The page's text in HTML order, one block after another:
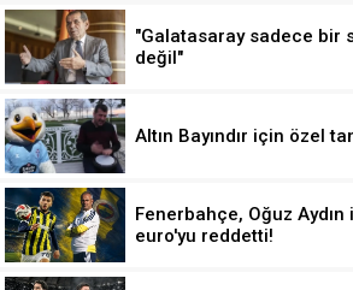
"Galatasaray sadece bir
değil"
Altın Bayındır için özel
Fenerbahçe, Oğuz
euro'yu reddetti!